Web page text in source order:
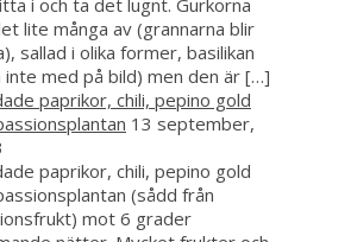
i och ta det lugnt. Gurkorna
lite många av (grannarna blir
sallad i olika former, basilikan
inte med på bild) men den är […]
paprikor, chili, pepino gold
13 september,
paprikor, chili, pepino gold
(sådd från
mot 6 grader